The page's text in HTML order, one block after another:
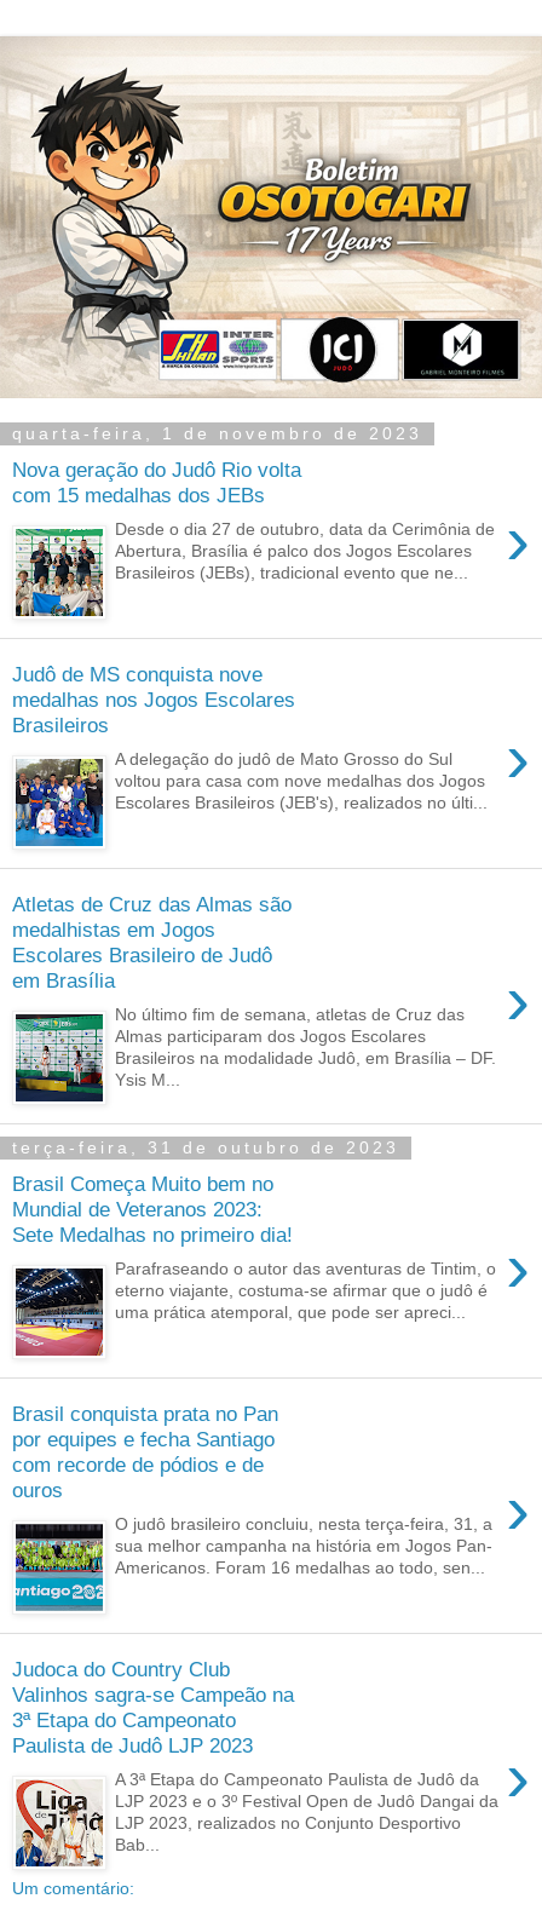
quarta-feira, 1 de novembro de 2023
Nova geração do Judô Rio volta
com 15 medalhas dos JEBs
›
Desde o dia 27 de outubro, data da Cerimônia de
Abertura, Brasília é palco dos Jogos Escolares
Brasileiros (JEBs), tradicional evento que ne...
Judô de MS conquista nove
medalhas nos Jogos Escolares
Brasileiros
›
A delegação do judô de Mato Grosso do Sul
voltou para casa com nove medalhas dos Jogos
Escolares Brasileiros (JEB's), realizados no últi...
Atletas de Cruz das Almas são
medalhistas em Jogos
Escolares Brasileiro de Judô
em Brasília
›
No último fim de semana, atletas de Cruz das
Almas participaram dos Jogos Escolares
Brasileiros na modalidade Judô, em Brasília – DF.
Ysis M...
terça-feira, 31 de outubro de 2023
Brasil Começa Muito bem no
Mundial de Veteranos 2023:
Sete Medalhas no primeiro dia!
›
Parafraseando o autor das aventuras de Tintim, o
eterno viajante, costuma-se afirmar que o judô é
uma prática atemporal, que pode ser apreci...
Brasil conquista prata no Pan
por equipes e fecha Santiago
com recorde de pódios e de
ouros
›
O judô brasileiro concluiu, nesta terça-feira, 31, a
sua melhor campanha na história em Jogos Pan-
Americanos. Foram 16 medalhas ao todo, sen...
Judoca do Country Club
Valinhos sagra-se Campeão na
3ª Etapa do Campeonato
Paulista de Judô LJP 2023
›
A 3ª Etapa do Campeonato Paulista de Judô da
LJP 2023 e o 3º Festival Open de Judô Dangai da
LJP 2023, realizados no Conjunto Desportivo
Bab...
Um comentário: